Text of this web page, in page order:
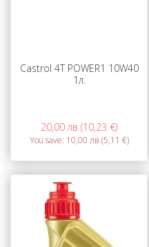
Castrol 4T POWER1 10W40
1л.
20,00 лв (10,23 €)
You save: 10,00 лв (5,11 €)